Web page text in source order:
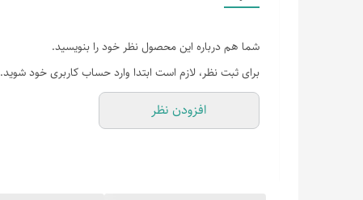
شما هم درباره این محصول نظر خود را بنویسید.
برای ثبت نظر، لازم است ابتدا وارد حساب کاربری خود شوید.
افزودن نظر